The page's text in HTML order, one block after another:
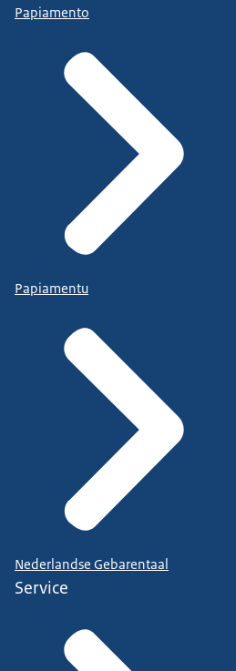
Papiamento
Papiamentu
Nederlandse Gebarentaal
Service